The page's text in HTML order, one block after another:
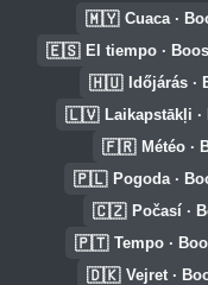
🇲🇾 Cuaca ·
🇪🇸 El tiempo ·
🇭🇺 Időjárás ·
🇱🇻 Laikapstākļi ·
🇫🇷 Météo ·
🇵🇱 Pogoda ·
🇨🇿 Počasí ·
🇵🇹 Tempo ·
🇩🇰 Vejret ·